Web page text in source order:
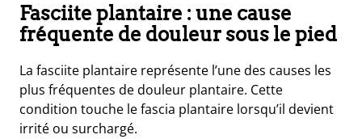
Fasciite plantaire : une cause
fréquente de douleur sous le pied
La fasciite plantaire représente l’une des causes les
plus fréquentes de douleur plantaire. Cette
condition touche le fascia plantaire lorsqu’il devient
irrité ou surchargé.